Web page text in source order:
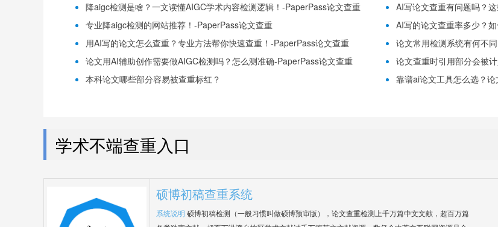
降aigc检测是啥？一文读懂AIGC学术内容检测逻辑！-PaperPass论文查重
AI写论文查重有问题吗？
专业降aigc检测的网站推荐！-PaperPass论文查重
AI写的论文查重率多少？
用AI写的论文怎么查重？专业方法帮你快速查重！-PaperPass论文查重
论文常用检测系统有何不同
论文用AI辅助创作需要做AIGC检测吗？怎么测准确-PaperPass论文查重
论文查重时引用部分会被
本科论文哪些部分容易被查重标红？
靠谱ai论文工具怎么选？
学术不端查重入口
硕博初稿查重系统
系统说明 硕博初稿检测（一般习惯叫做硕博预审版），论文查重检测上千万篇中文文献，超百万篇